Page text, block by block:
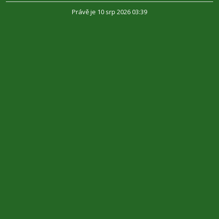
Právě je 10 srp 2026 03:39